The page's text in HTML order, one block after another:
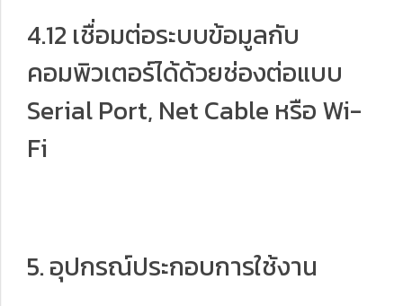
4.12 เชื่อมต่อระบบข้อมูลกับ
คอมพิวเตอร์ได้ด้วยช่องต่อแบบ
Serial Port, Net Cable หรือ Wi-
Fi
5. อุปกรณ์ประกอบการใช้งาน